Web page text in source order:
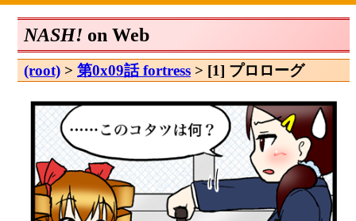
NASH! on Web
(root) > 第0x09話 fortress > [1] プロローグ